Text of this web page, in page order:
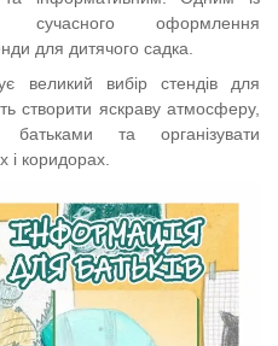
сучасного оформлення
для дитячого садка.
великий вибір стендів для
створити яскраву атмосферу,
та організувати
і коридорах.